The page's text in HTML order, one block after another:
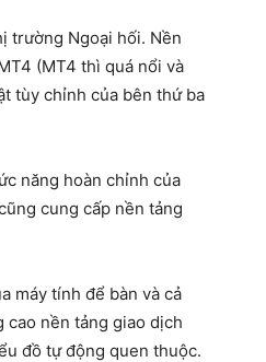
trường Ngoại hối. Nền
(MT4 thì quá nổi và
tùy chỉnh của bên thứ ba
năng hoàn chỉnh của
cung cấp nền tảng
máy tính để bàn và cả
nền tảng giao dịch
đồ tự động quen thuộc.